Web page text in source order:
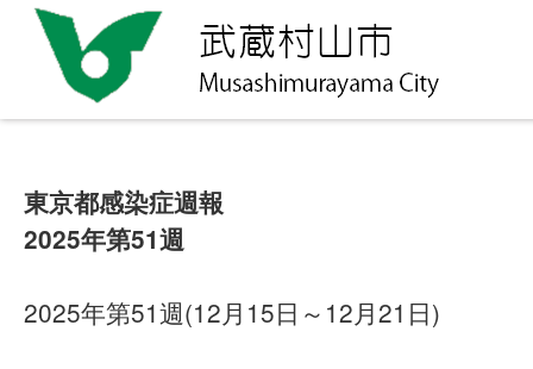
東京都感染症週報
2025年第51週
2025年第51週(12月15日～12月21日)